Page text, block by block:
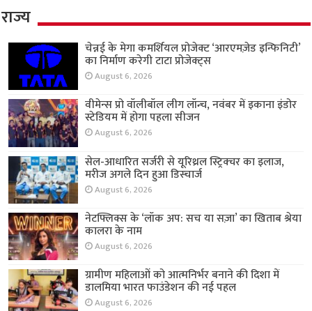
राज्य
चेन्नई के मेगा कमर्शियल प्रोजेक्ट ‘आरएमज़ेड इन्फिनिटी’
का निर्माण करेगी टाटा प्रोजेक्ट्स
August 6, 2026
वीमेन्स प्रो वॉलीबॉल लीग लॉन्च, नवंबर में इकाना इंडोर
स्टेडियम में होगा पहला सीजन
August 6, 2026
सेल-आधारित सर्जरी से यूरिथ्रल स्ट्रिक्चर का इलाज,
मरीज अगले दिन हुआ डिस्चार्ज
August 6, 2026
नेटफ्लिक्स के ‘लॉक अप: सच या सज़ा’ का खिताब श्रेया
कालरा के नाम
August 6, 2026
ग्रामीण महिलाओं को आत्मनिर्भर बनाने की दिशा में
डालमिया भारत फाउंडेशन की नई पहल
August 6, 2026